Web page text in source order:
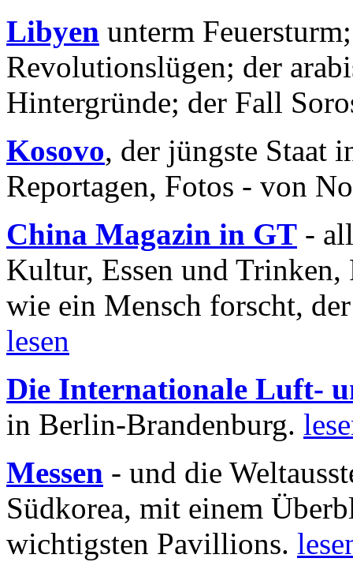
Libyen unterm
Revolutionslügen; der
Hintergründe; der Fall
Kosovo, der jüngste Staat
Reportagen, Fotos - von
China Magazin in GT -
Kultur, Essen und
wie ein Mensch forscht,
lesen
Die Internationale Luft-
in Berlin-Brandenburg.
Messen - und die
Südkorea, mit einem
wichtigsten Pavillions.